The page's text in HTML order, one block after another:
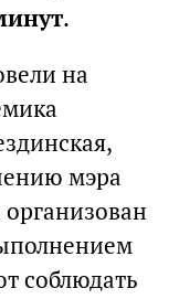
.
на
мэра
соблюдать